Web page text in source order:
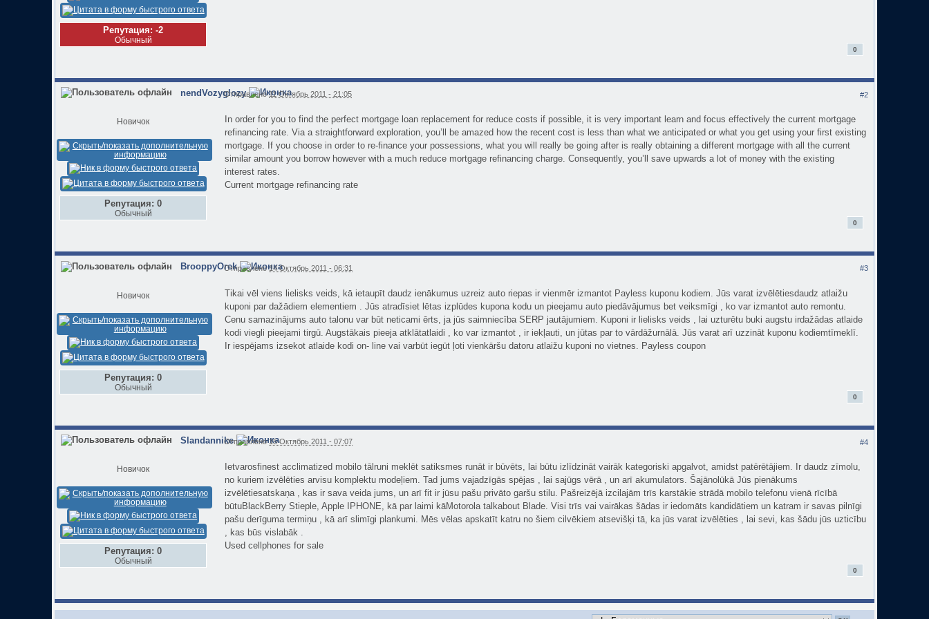
Репутация: -2
Обычный
0
#2
nendVozyglozy
Новичок
Репутация: 0
Обычный
Отправлено11 Октябрь 2011 - 21:05
In order for you to find the perfect mortgage loan replacement for reduce costs if possible, it is very important learn and focus effectively the current mortgage
refinancing rate. Via a straightforward exploration, you’ll be amazed how the recent cost is less than what we anticipated or what you get using your first existing
mortgage. If you choose in order to re-finance your possessions, what you will really be going after is really obtaining a different mortgage with all the current
similar amount you borrow however with a much reduce mortgage refinancing charge. Consequently, you’ll save upwards a lot of money with the existing
interest rates.
Current mortgage refinancing rate
0
#3
BrooppyOrek
Новичок
Репутация: 0
Обычный
Отправлено14 Октябрь 2011 - 06:31
Tikai vēl viens lielisks veids, kā ietaupīt daudz ienākumus uzreiz auto riepas ir vienmēr izmantot Payless kuponu kodiem. Jūs varat izvēlētiesdaudz atlaižu
kuponi par dažādiem elementiem . Jūs atradīsiet lētas izplūdes kupona kodu un pieejamu auto piedāvājumus bet veiksmīgi , ko var izmantot auto remontu.
Cenu samazinājums auto talonu var būt neticami ērts, ja jūs saimniecība SERP jautājumiem. Kuponi ir lielisks veids , lai uzturētu buki augstu irdažādas atlaide
kodi viegli pieejami tirgū. Augstākais pieeja atklātatlaidi , ko var izmantot , ir iekļauti, un jūtas par to vārdāžurnālā. Jūs varat arī uzzināt kuponu kodiemtīmeklī.
Ir iespējams izsekot atlaide kodi on- line vai varbūt iegūt ļoti vienkāršu datoru atlaižu kuponi no vietnes. Payless coupon
0
#4
Slandannike
Новичок
Репутация: 0
Обычный
Отправлено15 Октябрь 2011 - 07:07
Ietvarosfinest acclimatized mobilo tālruni meklēt satiksmes runāt ir būvēts, lai būtu izlīdzināt vairāk kategoriski apgalvot, amidst patērētājiem. Ir daudz zīmolu,
no kuriem izvēlēties arvisu komplektu modeļiem. Tad jums vajadzīgās spējas , lai sajūgs vērā , un arī akumulators. Šajānolūkā Jūs pienākums
izvēlētiesatskaņa , kas ir sava veida jums, un arī fit ir jūsu pašu privāto garšu stilu. Pašreizējā izcilajām trīs karstākie strādā mobilo telefonu vienā rīcībā
būtuBlackBerry Stieple, Apple IPHONE, kā par laimi kāMotorola talkabout Blade. Visi trīs vai vairākas šādas ir iedomāts kandidātiem un katram ir savas pilnīgi
pašu derīguma termiņu , kā arī slimīgi plankumi. Mēs vēlas apskatīt katru no šiem cilvēkiem atsevišķi tā, ka jūs varat izvēlēties , lai sevi, kas šādu jūs uzticību
, kas būs vislabāk .
Used cellphones for sale
0